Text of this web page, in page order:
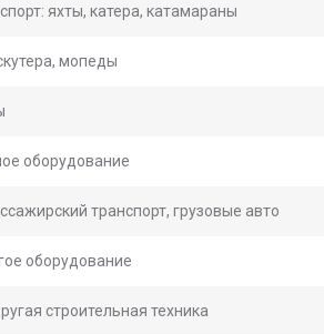
яхты, катера, катамараны
мопеды
оборудование
транспорт, грузовые авто
оборудование
строительная техника